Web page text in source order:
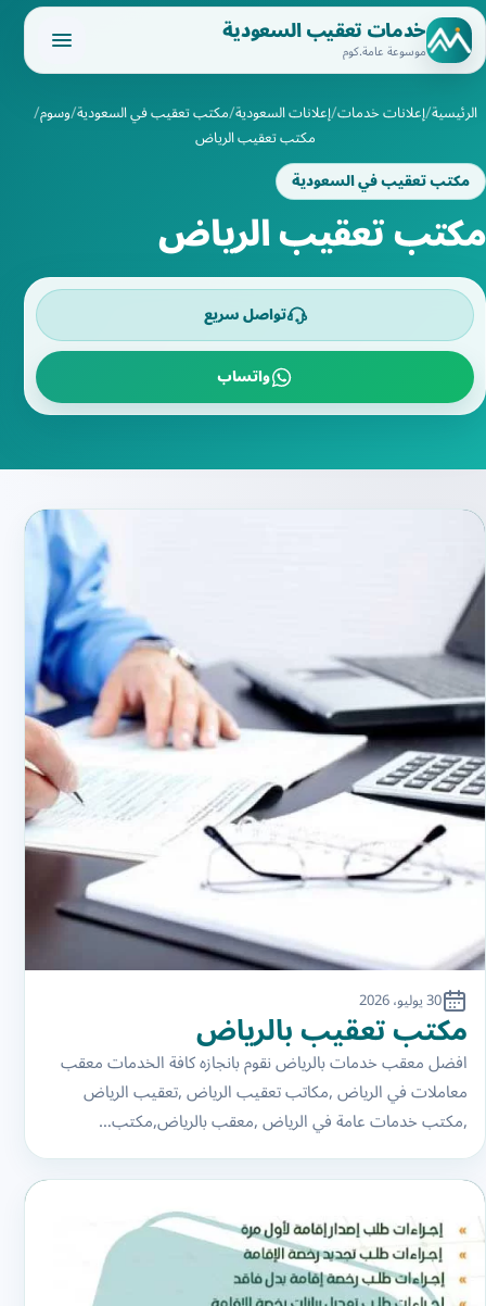
خدمات تعقيب السعودية
موسوعة عامة.كوم
الرئيسية إعلانات خدمات إعلانات السعودية مكتب تعقيب في السعودية وسوم
مكتب تعقيب الرياض
مكتب تعقيب في السعودية
مكتب تعقيب الرياض
تواصل سريع
واتساب
30 يوليو، 2026
مكتب تعقيب بالرياض
افضل معقب خدمات بالرياض نقوم بانجازه كافة الخدمات معقب
معاملات في الرياض ,مكاتب تعقيب الرياض ,تعقيب الرياض
,مكتب خدمات عامة في الرياض ,معقب بالرياض,مكتب…